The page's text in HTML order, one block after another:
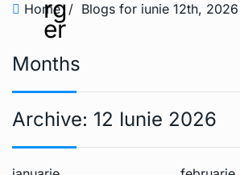
Home / Blogs for iunie 12th, 2026
Months
Archive: 12 Iunie 2026